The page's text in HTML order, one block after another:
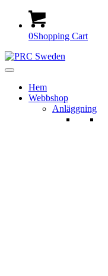
0Shopping Cart
Hem
Webbshop
Anläggning